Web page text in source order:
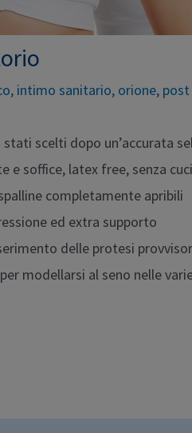
, intimo sanitario, orione,
scelti dopo un’accurata
e soffice, latex free, senza
completamente apribili
ed extra supporto
delle protesi
modellarsi al seno nelle